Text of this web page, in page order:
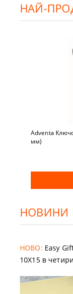
НАЙ-
Adventa
мм)
НОВИНИ
НОВО: Easy
10X15 в